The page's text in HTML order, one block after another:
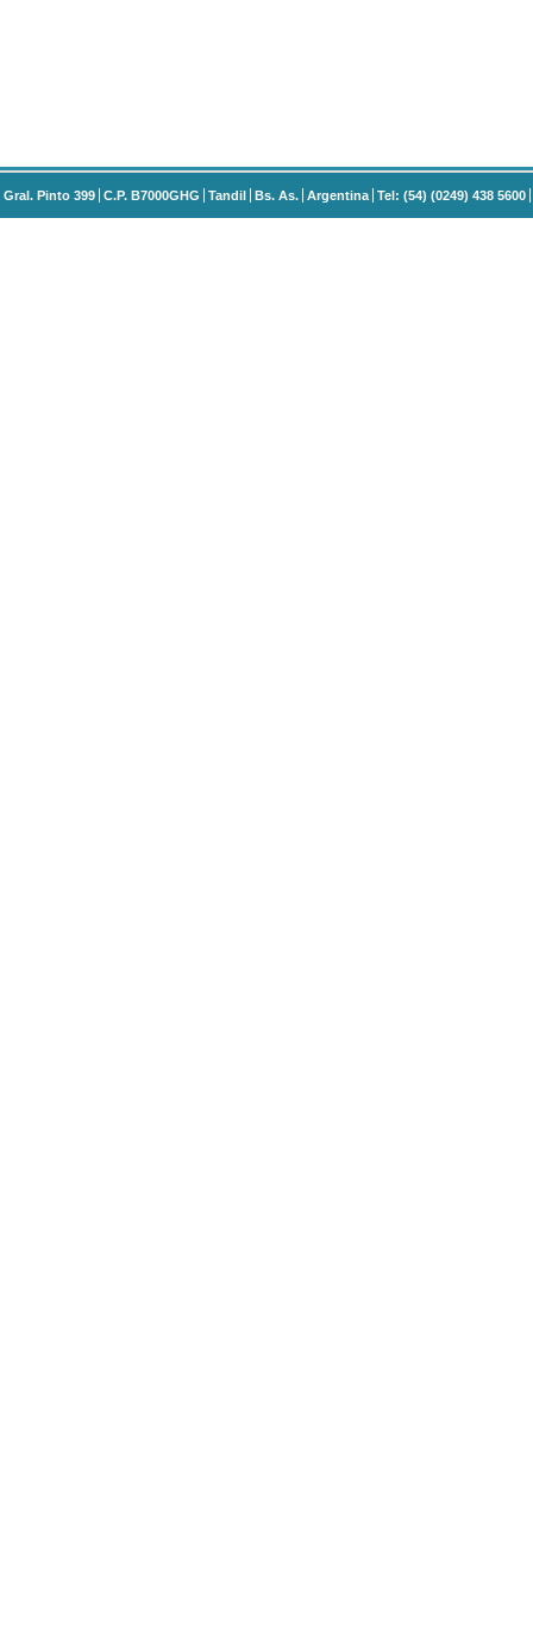
Gral. Pinto 399 C.P. B7000GHG Tandil Bs. As. Argentina Tel: (54) (0249) 438 5600